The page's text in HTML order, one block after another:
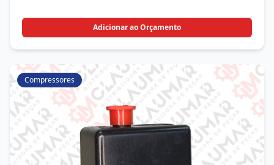
Adicionar ao Orçamento
Compressores